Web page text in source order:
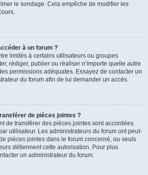
le sondage. Cela empêche de modifier les
à un forum ?
limités à certains utilisateurs ou groupes
rédiger, publier ou réaliser n’importe quelle autre
permissions adéquates. Essayez de contacter un
du forum afin de lui demander un accès.
de pièces jointes ?
de transférer des pièces jointes sont accordées
utilisateur. Les administrateurs du forum ont peut-
pièces jointes dans le forum concerné, ou seuls
détiennent cette autorisation. Pour plus
un administrateur du forum.